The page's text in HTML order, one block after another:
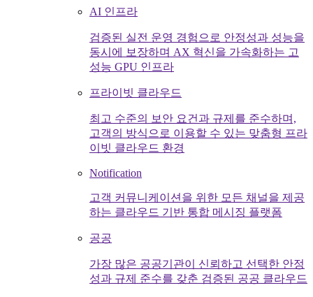
AI 인프라
검증된 실전 운영 경험으로 안정성과 성능을
동시에 보장하며 AX 혁신을 가속화하는 고
성능 GPU 인프라
프라이빗 클라우드
최고 수준의 보안 요건과 규제를 준수하며,
고객의 방식으로 이용할 수 있는 맞춤형 프라
이빗 클라우드 환경
Notification
고객 커뮤니케이션을 위한 모든 채널을 제공
하는 클라우드 기반 통합 메시징 플랫폼
공공
가장 많은 공공기관이 신뢰하고 선택한 안정
성과 규제 준수를 갖춘 검증된 공공 클라우드